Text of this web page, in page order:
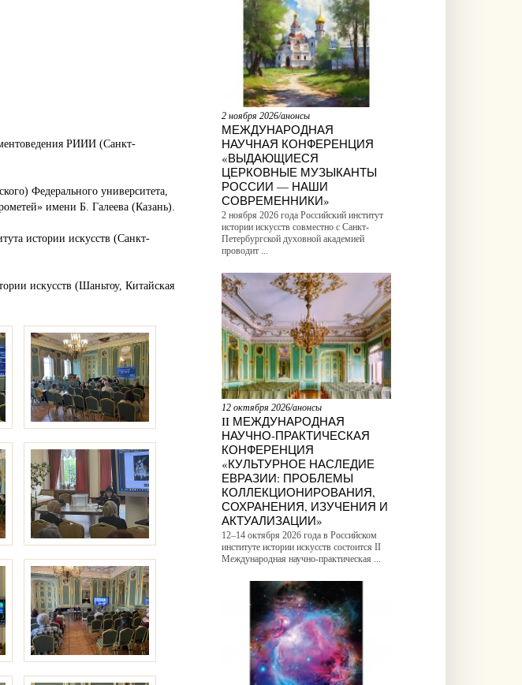
2 ноября 2026/анонсы
МЕЖДУНАРОДНАЯ
НАУЧНАЯ КОНФЕРЕНЦИЯ
«ВЫДАЮЩИЕСЯ
ЦЕРКОВНЫЕ МУЗЫКАНТЫ
РОССИИ — НАШИ
СОВРЕМЕННИКИ»
2 ноября 2026 года Российский институт
истории искусств совместно с Санкт-
Петербургской духовной академией
проводит ...
12 октября 2026/анонсы
II МЕЖДУНАРОДНАЯ
НАУЧНО-ПРАКТИЧЕСКАЯ
КОНФЕРЕНЦИЯ
«КУЛЬТУРНОЕ НАСЛЕДИЕ
ЕВРАЗИИ: ПРОБЛЕМЫ
КОЛЛЕКЦИОНИРОВАНИЯ,
СОХРАНЕНИЯ, ИЗУЧЕНИЯ И
АКТУАЛИЗАЦИИ»
12–14 октября 2026 года в Российском
институте истории искусств состоится II
Международная научно-практическая ...
РИИИ (Санкт-
Федерального университета,
имени Б. Галеева (Казань).
истории искусств (Санкт-
искусств (Шаньтоу, Китайская